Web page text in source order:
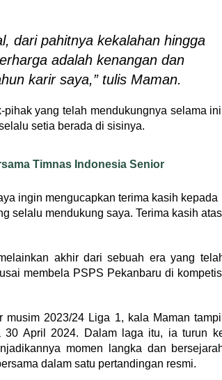
dari pahitnya kekalahan hingga
adalah kenangan dan
karir saya,” tulis Maman.
yang telah mendukungnya selama
setia berada di sisinya.
Timnas Indonesia Senior
ingin mengucapkan terima kasih kepada
selalu mendukung saya. Terima kasih atas
akhir dari sebuah era yang
membela PSPS Pekanbaru di
2023/24 Liga 1, kala Maman tampil
30 April 2024. Dalam laga itu, ia turun
momen langka dan
dalam satu pertandingan resmi.